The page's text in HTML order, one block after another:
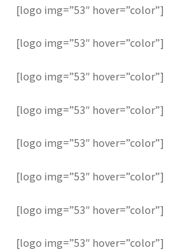
[logo img=”53″ hover=”color”]
[logo img=”53″ hover=”color”]
[logo img=”53″ hover=”color”]
[logo img=”53″ hover=”color”]
[logo img=”53″ hover=”color”]
[logo img=”53″ hover=”color”]
[logo img=”53″ hover=”color”]
[logo img=”53″ hover=”color”]